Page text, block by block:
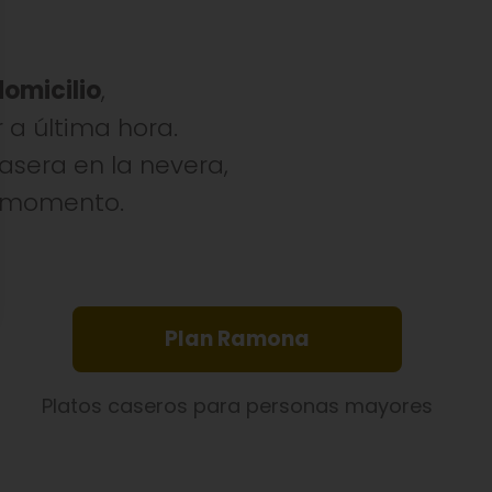
,
a última hora.
en la nevera,
Plan Ramona
Platos caseros para personas mayores